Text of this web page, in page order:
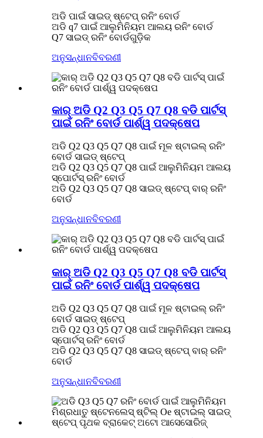
ଅଡି ପାଇଁ ସାଇଡ୍ ଷ୍ଟେପ୍ ରନିଂ ବୋର୍ଡ
ଅଡି q7 ପାଇଁ ଆଲୁମିନିୟମ ଆଲୟ ରନିଂ ବୋର୍ଡ
Q7 ସାଇଡ୍ ରନିଂ ବୋର୍ଡଗୁଡ଼ିକ
ଅନୁସନ୍ଧାନବିବରଣୀ
କାର୍ ଅଡି Q2 Q3 Q5 Q7 Q8 ବଡି ପାର୍ଟସ୍
ପାଇଁ ରନିଂ ବୋର୍ଡ ପାର୍ଶ୍ୱ ପଦକ୍ଷେପ
ଅଡି Q2 Q3 Q5 Q7 Q8 ପାଇଁ ମୂଳ ଷ୍ଟାଇଲ୍ ରନିଂ
ବୋର୍ଡ ସାଇଡ୍ ଷ୍ଟେପ୍
ଅଡି Q2 Q3 Q5 Q7 Q8 ପାଇଁ ଆଲୁମିନିୟମ ଆଲୟ
ସ୍ପୋର୍ଟସ୍ ରନିଂ ବୋର୍ଡ
ଅଡି Q2 Q3 Q5 Q7 Q8 ସାଇଡ୍ ଷ୍ଟେପ୍ ବାର୍ ରନିଂ
ବୋର୍ଡ
ଅନୁସନ୍ଧାନବିବରଣୀ
କାର୍ ଅଡି Q2 Q3 Q5 Q7 Q8 ବଡି ପାର୍ଟସ୍
ପାଇଁ ରନିଂ ବୋର୍ଡ ପାର୍ଶ୍ୱ ପଦକ୍ଷେପ
ଅଡି Q2 Q3 Q5 Q7 Q8 ପାଇଁ ମୂଳ ଷ୍ଟାଇଲ୍ ରନିଂ
ବୋର୍ଡ ସାଇଡ୍ ଷ୍ଟେପ୍
ଅଡି Q2 Q3 Q5 Q7 Q8 ପାଇଁ ଆଲୁମିନିୟମ ଆଲୟ
ସ୍ପୋର୍ଟସ୍ ରନିଂ ବୋର୍ଡ
ଅଡି Q2 Q3 Q5 Q7 Q8 ସାଇଡ୍ ଷ୍ଟେପ୍ ବାର୍ ରନିଂ
ବୋର୍ଡ
ଅନୁସନ୍ଧାନବିବରଣୀ